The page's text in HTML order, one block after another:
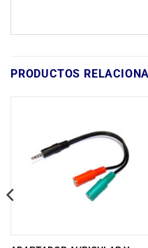
PRODUCTOS